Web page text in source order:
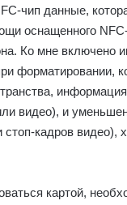
чип данные,
оснащенного
Ко мне включено
форматировании,
видео), и
кадров видео),
картой,